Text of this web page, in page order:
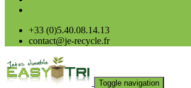
+33 (0)5.40.08.14.13
contact@je-recycle.fr
Toggle navigation